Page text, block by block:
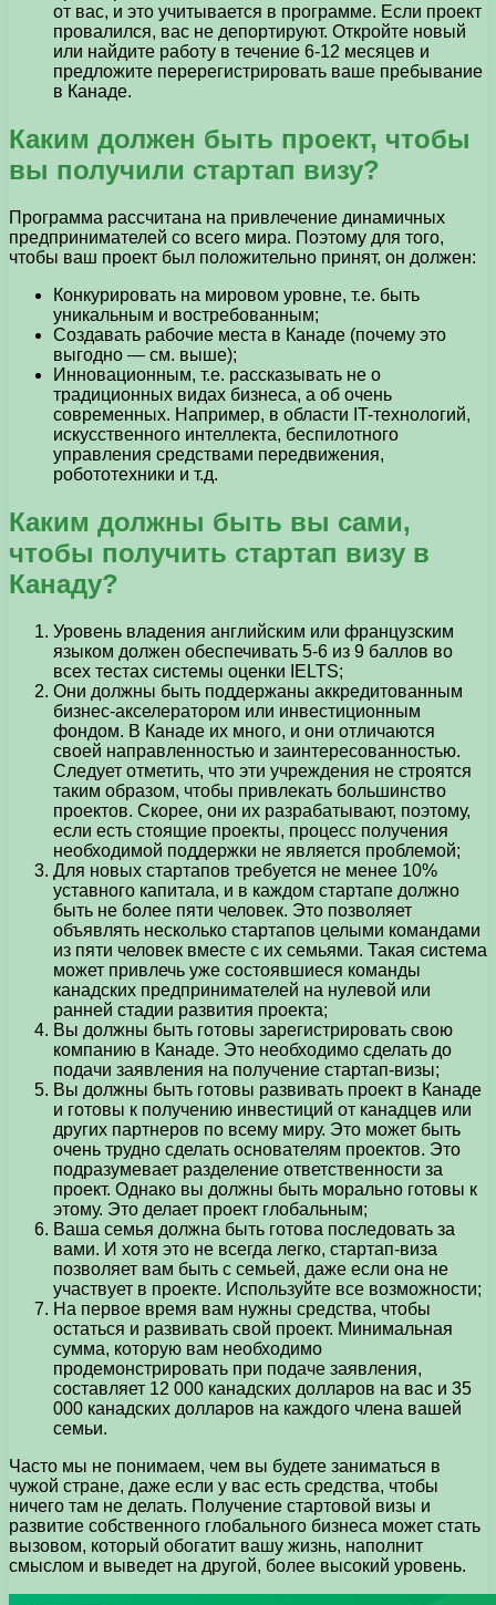
от вас, и это учитывается в программе. Если проект
провалился, вас не депортируют. Откройте новый
или найдите работу в течение 6-12 месяцев и
предложите перерегистрировать ваше пребывание
в Канаде.
Каким должен быть проект, чтобы
вы получили стартап визу?
Программа рассчитана на привлечение динамичных
предпринимателей со всего мира. Поэтому для того,
чтобы ваш проект был положительно принят, он должен:
Конкурировать на мировом уровне, т.е. быть
уникальным и востребованным;
Создавать рабочие места в Канаде (почему это
выгодно — см. выше);
Инновационным, т.е. рассказывать не о
традиционных видах бизнеса, а об очень
современных. Например, в области IT-технологий,
искусственного интеллекта, беспилотного
управления средствами передвижения,
робототехники и т.д.
Каким должны быть вы сами,
чтобы получить стартап визу в
Канаду?
Уровень владения английским или французским
языком должен обеспечивать 5-6 из 9 баллов во
всех тестах системы оценки IELTS;
Они должны быть поддержаны аккредитованным
бизнес-акселератором или инвестиционным
фондом. В Канаде их много, и они отличаются
своей направленностью и заинтересованностью.
Следует отметить, что эти учреждения не строятся
таким образом, чтобы привлекать большинство
проектов. Скорее, они их разрабатывают, поэтому,
если есть стоящие проекты, процесс получения
необходимой поддержки не является проблемой;
Для новых стартапов требуется не менее 10%
уставного капитала, и в каждом стартапе должно
быть не более пяти человек. Это позволяет
объявлять несколько стартапов целыми командами
из пяти человек вместе с их семьями. Такая система
может привлечь уже состоявшиеся команды
канадских предпринимателей на нулевой или
ранней стадии развития проекта;
Вы должны быть готовы зарегистрировать свою
компанию в Канаде. Это необходимо сделать до
подачи заявления на получение стартап-визы;
Вы должны быть готовы развивать проект в Канаде
и готовы к получению инвестиций от канадцев или
других партнеров по всему миру. Это может быть
очень трудно сделать основателям проектов. Это
подразумевает разделение ответственности за
проект. Однако вы должны быть морально готовы к
этому. Это делает проект глобальным;
Ваша семья должна быть готова последовать за
вами. И хотя это не всегда легко, стартап-виза
позволяет вам быть с семьей, даже если она не
участвует в проекте. Используйте все возможности;
На первое время вам нужны средства, чтобы
остаться и развивать свой проект. Минимальная
сумма, которую вам необходимо
продемонстрировать при подаче заявления,
составляет 12 000 канадских долларов на вас и 35
000 канадских долларов на каждого члена вашей
семьи.
Часто мы не понимаем, чем вы будете заниматься в
чужой стране, даже если у вас есть средства, чтобы
ничего там не делать. Получение стартовой визы и
развитие собственного глобального бизнеса может стать
вызовом, который обогатит вашу жизнь, наполнит
смыслом и выведет на другой, более высокий уровень.